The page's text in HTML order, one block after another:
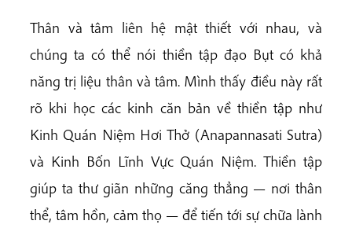
Thân và tâm liên hệ mật thiết với nhau, và
chúng ta có thể nói thiền tập đạo Bụt có khả
năng trị liệu thân và tâm. Mình thấy điều này rất
rõ khi học các kinh căn bản về thiền tập như
Kinh Quán Niệm Hơi Thở (Anapannasati Sutra)
và Kinh Bốn Lĩnh Vực Quán Niệm. Thiền tập
giúp ta thư giãn những căng thẳng — nơi thân
thể, tâm hồn, cảm thọ — để tiến tới sự chữa lành